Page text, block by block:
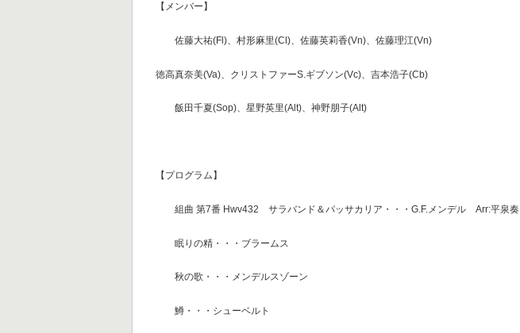
【メンバー】
佐藤大祐(Fl)、村形麻里(Cl)、佐藤英莉香(Vn)、佐藤理江(Vn)
徳高真奈美(Va)、クリストファーS.ギブソン(Vc)、吉本浩子(Cb)
飯田千夏(Sop)、星野英里(Alt)、神野朋子(Alt)
【プログラム】
組曲 第7番 Hwv432 サラバンド＆パッサカリア・・・G.F.メンデル Arr:平泉奏
眠りの精・・・ブラームス
秋の歌・・・メンデルスゾーン
鱒・・・シューベルト